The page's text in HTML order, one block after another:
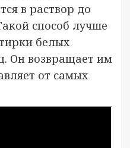
в раствор до
способ лучше
белых
Он возвращает им
от самых